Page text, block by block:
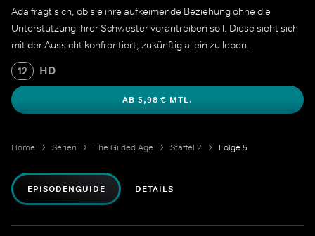
Ada fragt sich, ob sie ihre aufkeimende Beziehung ohne die
Unterstützung ihrer Schwester vorantreiben soll. Diese sieht sich
mit der Aussicht konfrontiert, zukünftig allein zu leben.
12 HD
AB 5,98 € MTL.
Home Serien The Gilded Age Staffel 2 Folge 5
EPISODENGUIDE DETAILS